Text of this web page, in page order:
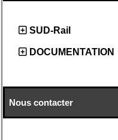
SUD-Rail
DOCUMENTATION
Nous contacter